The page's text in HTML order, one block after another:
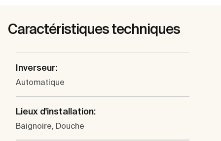
Caractéristiques techniques
Inverseur:
Automatique
Lieux d'installation:
Baignoire, Douche